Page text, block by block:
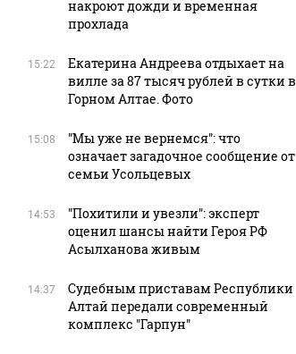
накроют дожди и временная
прохлада
15:22
Екатерина Андреева отдыхает на
вилле за 87 тысяч рублей в сутки в
Горном Алтае. Фото
15:08
"Мы уже не вернемся": что
означает загадочное сообщение от
семьи Усольцевых
14:53
"Похитили и увезли": эксперт
оценил шансы найти Героя РФ
Асылханова живым
14:37
Судебным приставам Республики
Алтай передали современный
комплекс "Гарпун"